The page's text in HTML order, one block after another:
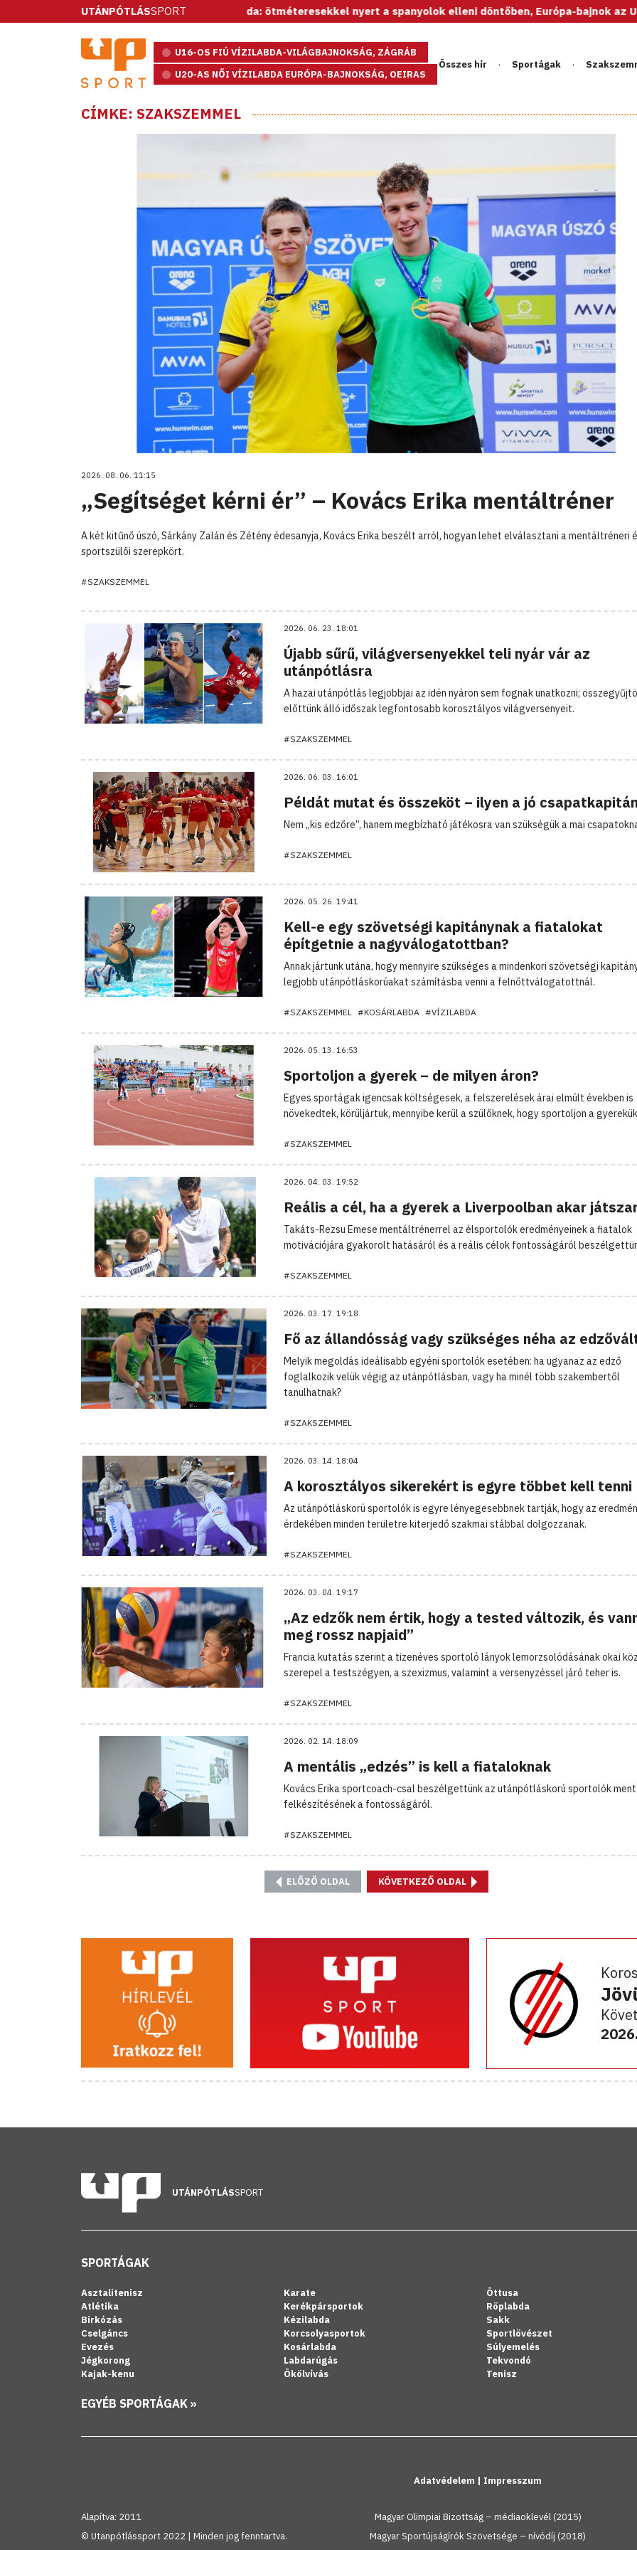
UTÁNPÓTLÁSSPORT
Vízilabda: ötméteresekkel nyert a spanyolok elleni döntőben, Európa-bajnok az U20-as női
U16-OS FIÚ VÍZILABDA-VILÁGBAJNOKSÁG, ZÁGRÁB
U20-AS NŐI VÍZILABDA EURÓPA-BAJNOKSÁG, OEIRAS
Összes hír Sportágak
CÍMKE: SZAKSZEMMEL
2026. 08. 06. 11:15
„Segítséget kérni ér” – Kovács Erika mentáltréner
A két kitűnő úszó, Sárkány Zalán és Zétény édesanyja, Kovács Erika beszélt arról, hogyan lehet elválasztani a mentáltréneri
sportszülői szerepkört.
#SZAKSZEMMEL
2026. 06. 23. 18:01
Újabb sűrű, világversenyekkel teli nyár vár az
utánpótlásra
A hazai utánpótlás legjobbjai az idén nyáron sem fognak unatkozni;
előttünk álló időszak legfontosabb korosztályos világversenyeit.
#SZAKSZEMMEL
2026. 06. 03. 16:01
Példát mutat és összeköt – ilyen a jó
Nem „kis edzőre”, hanem megbízható játékosra van szükségük a mai
#SZAKSZEMMEL
2026. 05. 26. 19:41
Kell-e egy szövetségi kapitánynak a fiatalokat
építgetnie a nagyválogatottban?
Annak jártunk utána, hogy mennyire szükséges a mindenkori szövetségi
legjobb utánpótláskorúakat számításba venni a felnőttválogatottnál.
#SZAKSZEMMEL #KOSÁRLABDA #VÍZILABDA
2026. 05. 13. 16:53
Sportoljon a gyerek – de milyen áron?
Egyes sportágak igencsak költségesek, a felszerelések árai elmúlt években is
növekedtek, körüljártuk, mennyibe kerül a szülőknek, hogy sportoljon a
#SZAKSZEMMEL
2026. 04. 03. 19:52
Reális a cél, ha a gyerek a Liverpoolban akar
Takáts-Rezsu Emese mentáltrénerrel az élsportolók eredményeinek a fiatalok
motivációjára gyakorolt hatásáról és a reális célok fontosságáról
#SZAKSZEMMEL
2026. 03. 17. 19:18
Fő az állandósság vagy szükséges néha az
Melyik megoldás ideálisabb egyéni sportolók esetében: ha ugyanaz az edző
foglalkozik velük végig az utánpótlásban, vagy ha minél több szakembertől
tanulhatnak?
#SZAKSZEMMEL
2026. 03. 14. 18:04
A korosztályos sikerekért is egyre többet kell tenni
Az utánpótláskorú sportolók is egyre lényegesebbnek tartják, hogy az
érdekében minden területre kiterjedő szakmai stábbal dolgozzanak.
#SZAKSZEMMEL
2026. 03. 04. 19:17
„Az edzők nem értik, hogy a tested változik, és
meg rossz napjaid”
Francia kutatás szerint a tizenéves sportoló lányok lemorzsolódásának okai
szerepel a testszégyen, a szexizmus, valamint a versenyzéssel járó teher is.
#SZAKSZEMMEL
2026. 02. 14. 18:09
A mentális „edzés” is kell a fiataloknak
Kovács Erika sportcoach-csal beszélgettünk az utánpótláskorú sportolók
felkészítésének a fontosságáról.
#SZAKSZEMMEL
ELŐZŐ OLDAL KÖVETKEZŐ OLDAL
UTÁNPÓTLÁSSPORT
SPORTÁGAK
Asztalitenisz
Atlétika
Birkózás
Cselgáncs
Evezés
Jégkorong
Kajak-kenu
Karate
Kerékpársportok
Kézilabda
Korcsolyasportok
Kosárlabda
Labdarúgás
Ökölvívás
Öttusa
Röplabda
Sakk
Sportlövészet
Súlyemelés
Tekvondó
Tenisz
EGYÉB SPORTÁGAK »
Adatvédelem | Impresszum
Alapítva: 2011
© Utanpótlássport 2022 | Minden jog fenntartva.
Magyar Olimpiai Bizottság – médiaoklevél (2015)
Magyar Sportújságírók Szövetsége – nívódíj (2018)